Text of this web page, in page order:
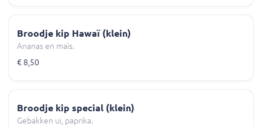
Broodje kip Hawaï (klein)
Ananas en maïs.
€ 8,50
Broodje kip special (klein)
Gebakken ui, paprika.